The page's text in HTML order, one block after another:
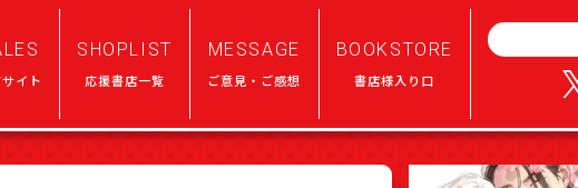
イト
SHOPLIST
応援書店一覧
MESSAGE
ご意見・ご感想
BOOKSTORE
書店様入り口